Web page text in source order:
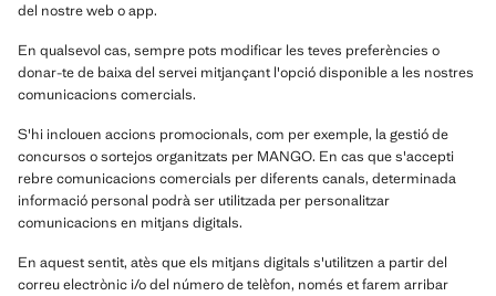
del nostre web o app.
En qualsevol cas, sempre pots modificar les teves preferències o
donar-te de baixa del servei mitjançant l'opció disponible a les nostres
comunicacions comercials.
S'hi inclouen accions promocionals, com per exemple, la gestió de
concursos o sortejos organitzats per MANGO. En cas que s'accepti
rebre comunicacions comercials per diferents canals, determinada
informació personal podrà ser utilitzada per personalitzar
comunicacions en mitjans digitals.
En aquest sentit, atès que els mitjans digitals s'utilitzen a partir del
correu electrònic i/o del número de telèfon, només et farem arribar